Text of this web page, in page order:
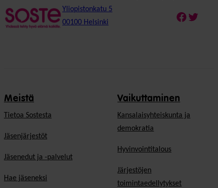
Yliopistonkatu 5
00100 Helsinki
Meistä
Tietoa Sostesta
Jäsenjärjestöt
Jäsenedut ja -palvelut
Hae jäseneksi
Vaikuttaminen
Kansalaisyhteiskunta ja
demokratia
Hyvinvointitalous
Järjestöjen
toimintaedellytykset